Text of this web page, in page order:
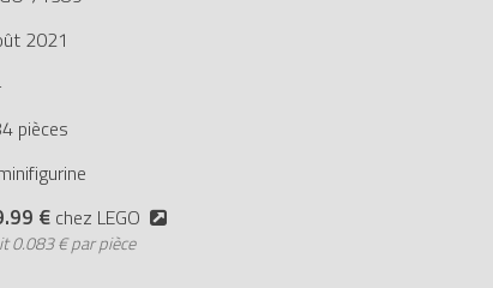
2021
pièces
€ chez LEGO
0.083 € par pièce